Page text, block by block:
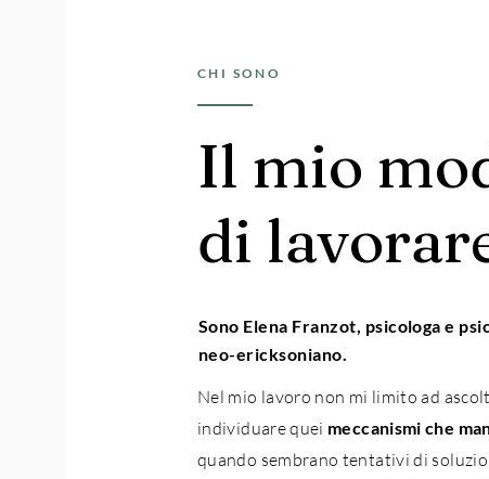
CHI SONO
Il mio
di
Sono Elena Franzot, psicologa e
neo-ericksoniano.
Nel mio lavoro non mi limito ad
individuare quei meccanismi che
quando sembrano tentativi di